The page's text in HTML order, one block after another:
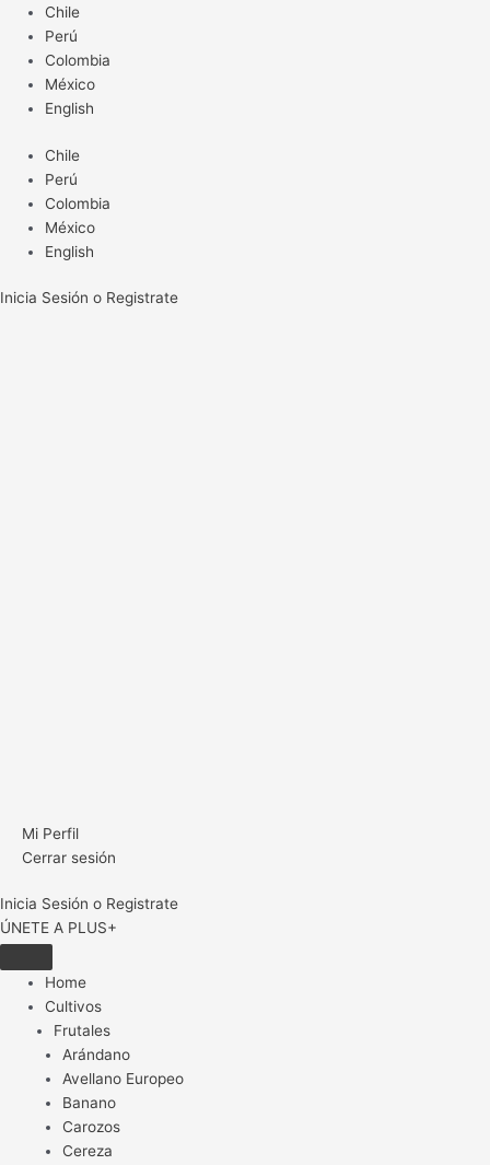
contenido
Chile
Perú
Colombia
México
English
Chile
Perú
Colombia
México
English
Inicia Sesión o Registrate
Mi Perfil
Cerrar sesión
Inicia Sesión o Registrate
ÚNETE A PLUS+
Home
Cultivos
Frutales
Arándano
Avellano Europeo
Banano
Carozos
Cereza